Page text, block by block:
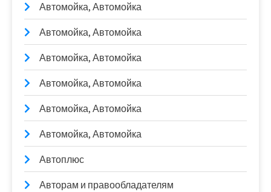
Автомойка, Автомойка
Автомойка, Автомойка
Автомойка, Автомойка
Автомойка, Автомойка
Автомойка, Автомойка
Автомойка, Автомойка
Автоплюс
Авторам и правообладателям